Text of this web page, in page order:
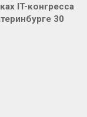
IT-конгресса
30